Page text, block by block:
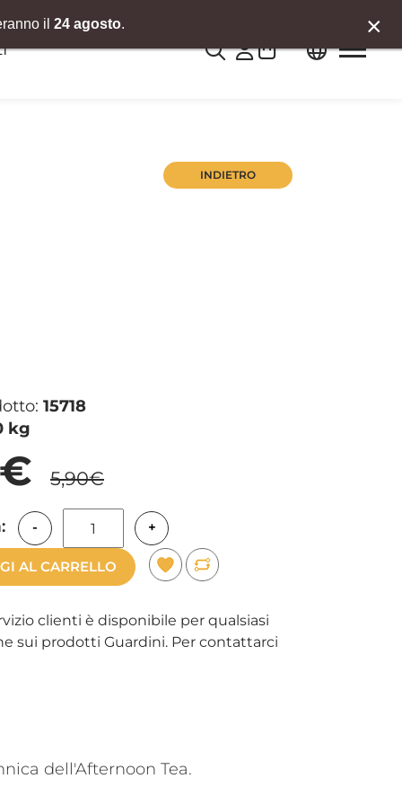
INDIETRO
15718
kg
5,90€
- +
AL CARRELLO
clienti è disponibile per qualsiasi
sui prodotti Guardini. Per contattarci
dell'Afternoon Tea.
×
il 24 agosto.